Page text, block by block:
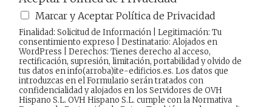
Marcar y Aceptar Política de Privacidad
Finalidad: Solicitud de Información | Legitimación: Tu
consentimiento expreso | Destinatario: Alojados en
WordPress | Derechos: Tienes derecho al acceso,
rectificación, supresión, limitación, portabilidad y olvido de
tus datos en info(arroba)ite-edificios.es. Los datos que
introduzcas en el Formulario serán tratados con
confidencialidad y alojados en los Servidores de OVH
Hispano S.L. OVH Hispano S.L. cumple con la Normativa